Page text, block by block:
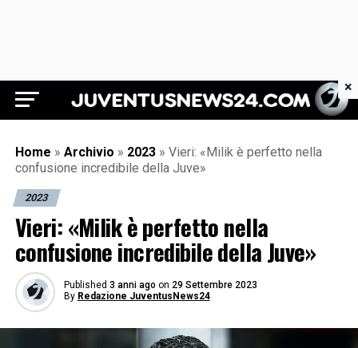
Juventus News 24
Home » Archivio » 2023 » Vieri: «Milik è perfetto nella
confusione incredibile della Juve»
2023
Vieri: «Milik è perfetto nella
confusione incredibile della Juve»
Published 3 anni ago on 29 Settembre 2023
By Redazione JuventusNews24
×